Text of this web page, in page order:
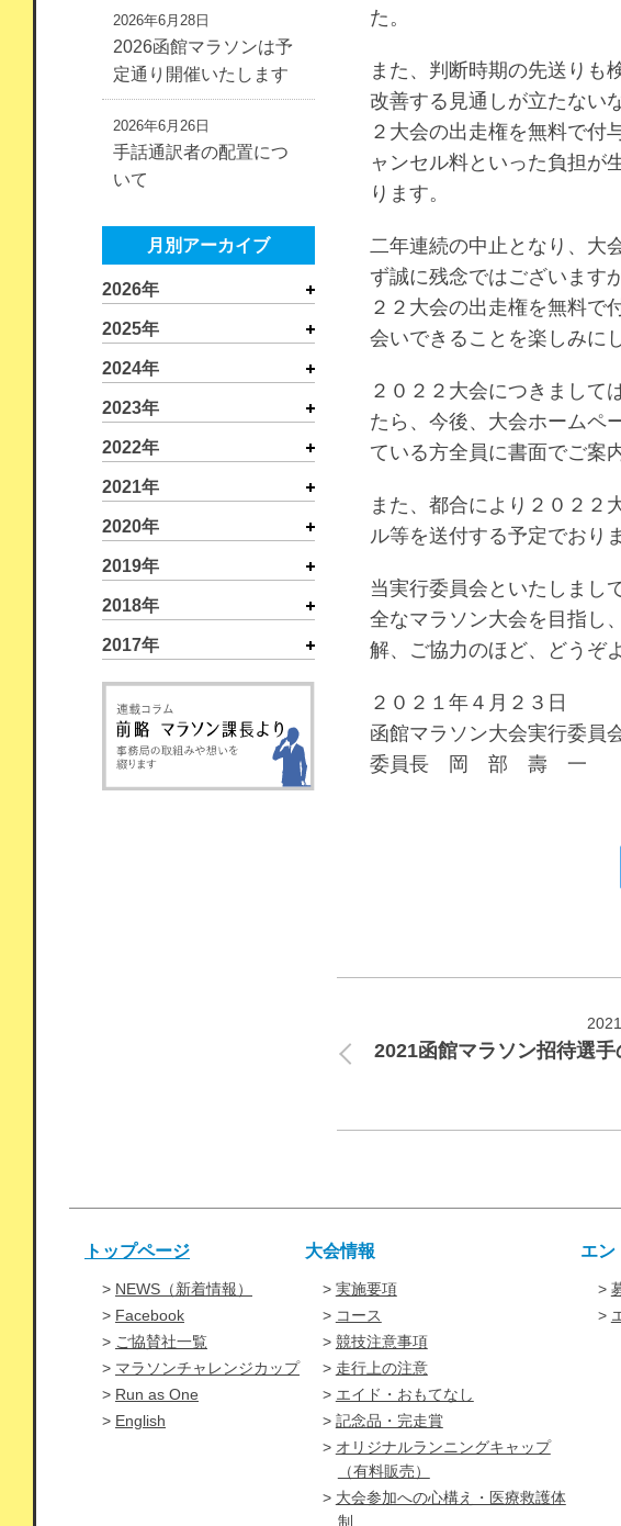
た。
また、判断時期の先送りも
改善する見通しが立たない
２大会の出走権を無料で付
ャンセル料といった負担が
ります。
二年連続の中止となり、大
ず誠に残念ではございます
２２大会の出走権を無料で
会いできることを楽しみに
２０２２大会につきまして
たら、今後、大会ホームペ
ている方全員に書面でご案
また、都合により２０２２
ル等を送付する予定でおり
当実行委員会といたしまし
全なマラソン大会を目指し
解、ご協力のほど、どうぞ
２０２１年４月２３日
函館マラソン大会実行委員
委員長 岡 部 壽 一
2021函館マラソン招待選手
2026年6月28日
2026函館マラソンは予
定通り開催いたします
2026年6月26日
手話通訳者の配置につ
いて
月別アーカイブ
2026年
2025年
2024年
2023年
2022年
2021年
2020年
2019年
2018年
2017年
トップページ
NEWS（新着情報）
Facebook
ご協賛社一覧
マラソンチャレンジカップ
Run as One
English
大会情報
実施要項
コース
競技注意事項
走行上の注意
エイド・おもてなし
記念品・完走賞
オリジナルランニングキャップ
（有料販売）
大会参加への心構え・医療救護体
制
エン